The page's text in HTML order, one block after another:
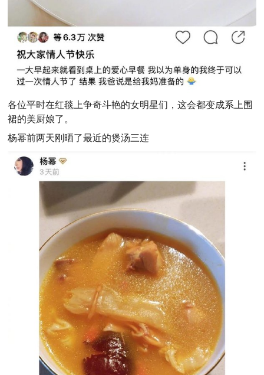
各位平时在红毯上争奇斗艳的女明星们，这会都变成系上围
裙的美厨娘了。
杨幂前两天刚晒了最近的煲汤三连